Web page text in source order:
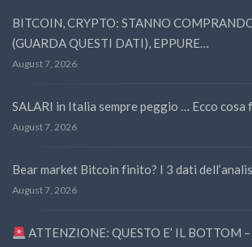
BITCOIN, CRYPTO: STANNO
(GUARDA QUESTI DATI), EPPURE…
August 7, 2026
SALARI in Italia sempre peggio … Ecco cosa
August 7, 2026
Bear market Bitcoin finito? I 3 dati
August 7, 2026
ATTENZIONE: QUESTO E’ IL BOTTOM